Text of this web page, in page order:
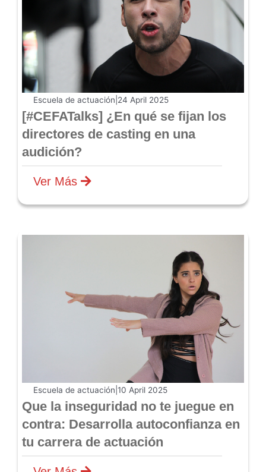
Escuela de actuación 24 April 2025
[#CEFATalks] ¿En qué se fijan los
directores de casting en una
audición?
Ver Más
Escuela de actuación 10 April 2025
Que la inseguridad no te juegue en
contra: Desarrolla autoconfianza en
tu carrera de actuación